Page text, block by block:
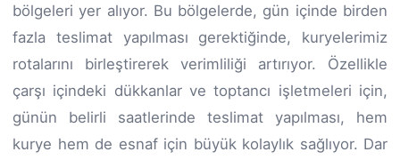
bölgeleri yer alıyor. Bu bölgelerde, gün içinde birden
fazla teslimat yapılması gerektiğinde, kuryelerimiz
rotalarını birleştirerek verimliliği artırıyor. Özellikle
çarşı içindeki dükkanlar ve toptancı işletmeleri için,
günün belirli saatlerinde teslimat yapılması, hem
kurye hem de esnaf için büyük kolaylık sağlıyor. Dar